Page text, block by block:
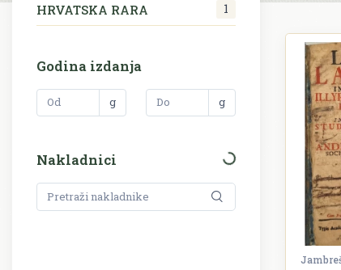
HRVATSKA RARA 1
Godina izdanja
g g
Nakladnici